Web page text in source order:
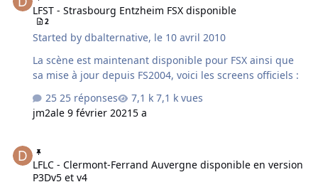
LFST - Strasbourg Entzheim FSX disponible
2
Started bydbalternative, le 10 avril 2010
La scène est maintenant disponible pour FSX ainsi que
sa mise à jour depuis FS2004, voici les screens officiels :
25 réponses
7,1 k vues
jm2ale 9 février 20215 a
LFLC - Clermont-Ferrand Auvergne disponible en version
P3Dv5 et v4